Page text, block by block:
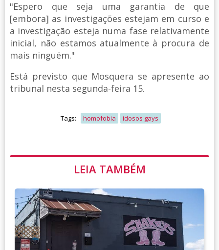
"Espero que seja uma garantia de que
[embora] as investigações estejam em curso e
a investigação esteja numa fase relativamente
inicial, não estamos atualmente à procura de
mais ninguém."
Está previsto que Mosquera se apresente ao
tribunal nesta segunda-feira 15.
Tags: homofobia idosos gays
LEIA TAMBÉM